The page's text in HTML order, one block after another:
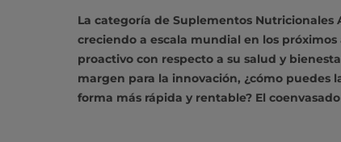
La categoría de Suplementos
creciendo a escala mundial en los
proactivo con respecto a su salud y
margen para la innovación, ¿cómo
forma más rápida y rentable? El